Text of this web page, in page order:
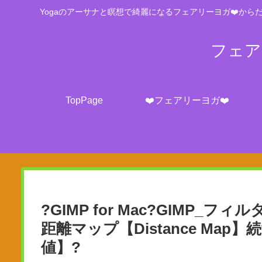
Yogaのアーサナと瞑想で綺麗になるフェアリーヨガ❤️から
フェ
TopPage ❤️フェアリーヨガ❤️
?GIMP for Mac?GIMP_フィル
距離マップ【Distance Map】
値】?